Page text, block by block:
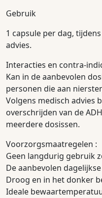
Gebruik
1 capsule per dag,
advies.
Interacties en contra-
Kan in de aanbevolen
personen die aan
Volgens medisch advies
overschrijden van de
meerdere dosissen.
Voorzorgsmaatregelen :
Geen langdurig gebruik
De aanbevolen
Droog en in het donker
Ideale